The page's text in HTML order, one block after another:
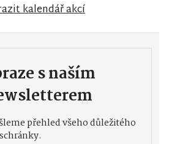
kalendář akcí
s naším
přehled všeho důležitého